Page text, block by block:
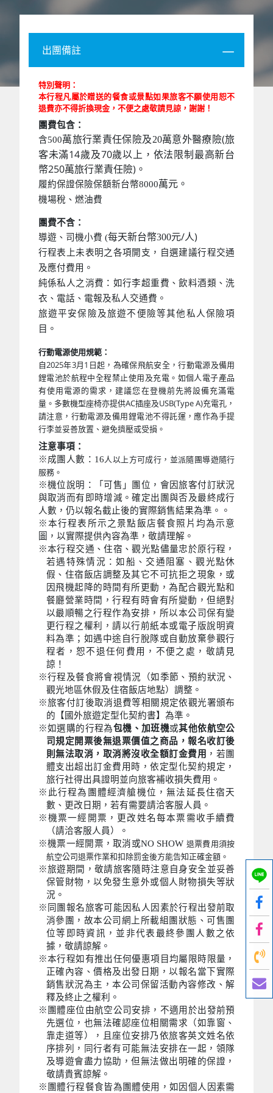
出團備註
特別聲明：
本行程凡屬於贈送的餐食或景點如果旅客不願使用恕不
退費亦不得折換現金，不便之處敬請見諒，謝謝！
團費包含：
含500萬旅行業責任保險及20萬意外醫療險(旅
客未滿14歲及70歲以上，依法限制最高新台
幣250萬旅行業責任險)。
履約保證保險保額新台幣8000萬元。
機場稅、燃油費
團費不含：
導遊、司機小費 (每天新台幣300元/人)
行程表上未表明之各項開支，自選建議行程交通
及應付費用。
純係私人之消費：如行李超重費、飲料酒類、洗
衣、電話、電報及私人交通費。
旅遊平安保險及旅遊不便險等其他私人保險項
目。
行動電源使用規範：
自2025年3月1日起，為確保飛航安全，行動電源及備用
鋰電池於航程中全程禁止使用及充電。如個人電子產品
有使用電源的需求，建議您在登機前先將設備充滿電
量。多數機型座椅亦提供AC插座及USB(Type A)充電孔，
請注意，行動電源及備用鋰電池不得託運，應作為手提
行李並妥善放置、避免擠壓或受損。
注意事項：
※成團人數：16 人以上方可成行，並派隨團導遊隨行
服務。
※機位說明：「可售」團位，會因旅客付訂狀況
與取消而有即時增減。確定出團與否及最終成行
人數，仍以報名截止後的實際銷售結果為準。。
※本行程表所示之景點飯店餐食照片均為示意
圖，以實際提供內容為準，敬請理解。
※本行程交通、住宿、觀光點儘量忠於原行程，
若遇特殊情況：如船、交通阻塞、觀光點休
假、住宿飯店調整及其它不可抗拒之現象，或
因飛機起降的時間有所更動，為配合觀光點和
餐廳營業時間，行程有時會有所變動，但絕對
以最順暢之行程作為安排，所以本公司保有變
更行程之權利，請以行前紙本或電子版說明資
料為準；如遇中途自行脫隊或自動放棄參觀行
程者，恕不退任何費用，不便之處，敬請見
諒！
※行程及餐食將會視情況（如季節、預約狀況、
觀光地區休假及住宿飯店地點）調整。
※旅客付訂後取消退費等相關規定依觀光署頒布
的【國外旅遊定型化契約書】為準。
※如選購的行程為包機、加班機或其他依航空公
司規定開票後無退票價值之商品，報名收訂後
則無法取消，取消將沒收全額訂金費用 ，若團
體支出超出訂金費用時，依定型化契約規定，
旅行社得出具證明並向旅客補收損失費用。
※此行程為團體經濟艙機位，無法延長住宿天
數、更改日期，若有需要請洽客服人員。
※機票一經開票，更改姓名每本票需收手續費
（請洽客服人員）。
※機票一經開票，取消或NO SHOW 退票費用須按
航空公司退票作業和扣除罰金後方能告知正確金額。
※旅遊期間，敬請旅客隨時注意自身安全並妥善
保管財物，以免發生意外或個人財物損失等狀
況。
※同團報名旅客可能因私人因素於行程出發前取
消參團，故本公司網上所載組團狀態、可售團
位等即時資訊，並非代表最終參團人數之依
據，敬請諒解。
※本行程如有推出任何優惠項目均屬限時限量，
正確內容、價格及出發日期，以報名當下實際
銷售狀況為主，本公司保留活動內容修改、解
釋及終止之權利。
※團體座位由航空公司安排，不適用於出發前預
先選位，也無法確認座位相關需求（如靠窗、
靠走道等），且座位安排乃依旅客英文姓名依
序排列，同行者有可能無法安排在一起，領隊
及導遊會盡力協助，但無法做出明確的保證，
敬請貴賓諒解。
※團體行程餐食皆為團體使用，如因個人因素需